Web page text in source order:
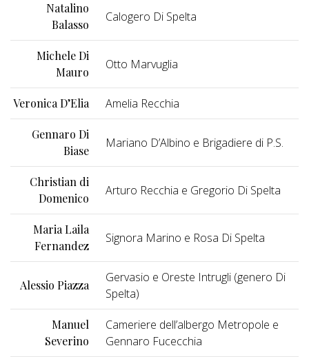
Natalino
Balasso
Calogero Di Spelta
Michele Di
Mauro
Otto Marvuglia
Veronica D’Elia Amelia Recchia
Gennaro Di
Biase
Mariano D’Albino e Brigadiere di P.S.
Christian di
Domenico
Arturo Recchia e Gregorio Di Spelta
Maria Laila
Fernandez
Signora Marino e Rosa Di Spelta
Alessio Piazza
Gervasio e Oreste Intrugli (genero Di
Spelta)
Manuel
Severino
Cameriere dell’albergo Metropole e
Gennaro Fucecchia